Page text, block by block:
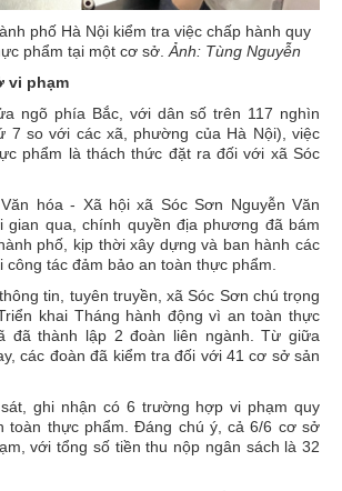
phố Hà Nội kiểm tra việc chấp hành quy
phẩm tại một cơ sở. Ảnh: Tùng Nguyễn
vi phạm
ngõ phía Bắc, với dân số trên 117 nghìn
7 so với các xã, phường của Hà Nội), việc
phẩm là thách thức đặt ra đối với xã Sóc
hóa - Xã hội xã Sóc Sơn Nguyễn Văn
gian qua, chính quyền địa phương đã bám
phố, kịp thời xây dựng và ban hành các
công tác đảm bảo an toàn thực phẩm.
tin, tuyên truyền, xã Sóc Sơn chú trọng
khai Tháng hành động vì an toàn thực
đã thành lập 2 đoàn liên ngành. Từ giữa
các đoàn đã kiểm tra đối với 41 cơ sở sản
ghi nhận có 6 trường hợp vi phạm quy
toàn thực phẩm. Đáng chú ý, cả 6/6 cơ sở
với tổng số tiền thu nộp ngân sách là 32